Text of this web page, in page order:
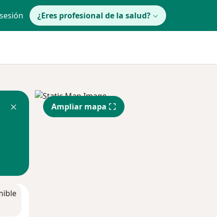
¿Eres profesional de la salud?
Ampliar mapa